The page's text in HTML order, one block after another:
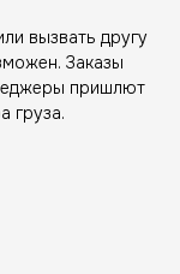
вызвать другу
Заказы
пришлют
груза.